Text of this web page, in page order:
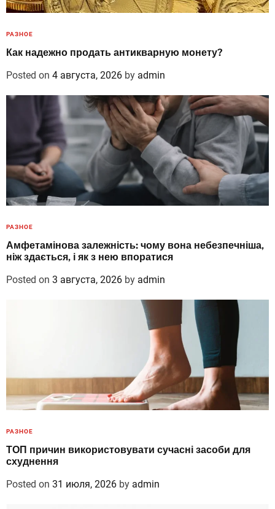
РАЗНОЕ
Как надежно продать антикварную монету?
Posted on 4 августа, 2026 by admin
РАЗНОЕ
Амфетамінова залежність: чому вона небезпечніша,
ніж здається, і як з нею впоратися
Posted on 3 августа, 2026 by admin
РАЗНОЕ
ТОП причин використовувати сучасні засоби для
схуднення
Posted on 31 июля, 2026 by admin